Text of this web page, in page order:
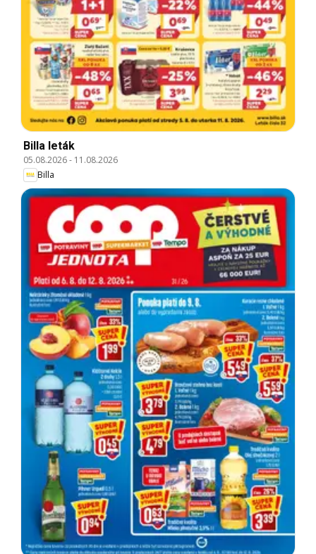
Billa leták
05.08.2026- 11.08.2026
Billa